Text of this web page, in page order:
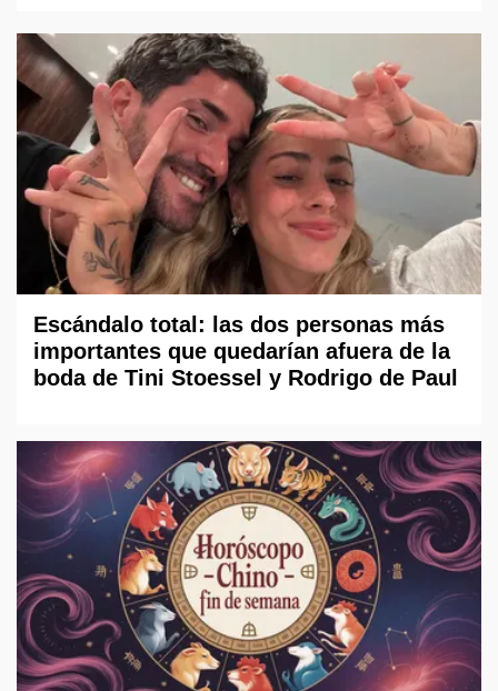
Escándalo total: las dos personas más
importantes que quedarían afuera de la
boda de Tini Stoessel y Rodrigo de Paul